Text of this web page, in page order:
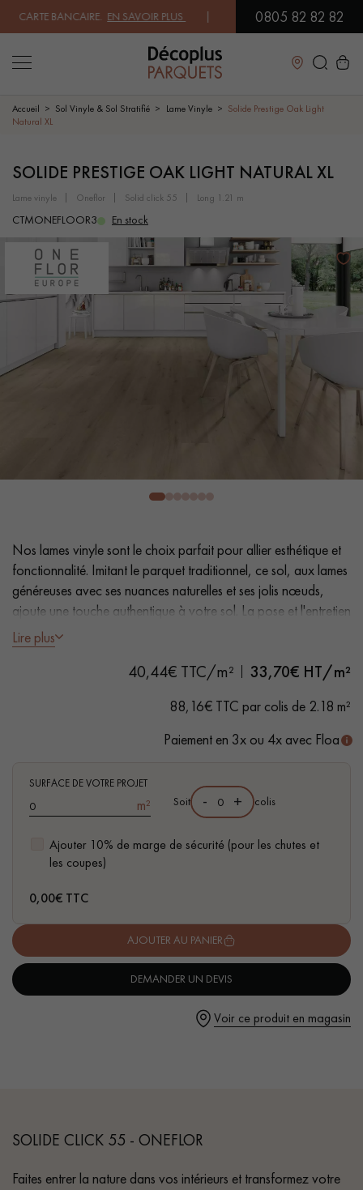
BANCAIRE.EN SAVOIR PLUS| PROFITEZ DE NOS PETITS PRIX .
0805 82 82 82
Fermer
PARQUET MASSIF
PARQUET CONTRECOLLÉ -
SOL PLAQUÉ BOIS VERITABLES PARQUETS À MOTIFS
PARQUET EN BOIS EXOTIQUE PARQUET VERNIS
PARQUET HUILÉ PARQUET EN BOIS BRUT
PARQUET FUMÉ
PARQUET EN CHÊNE
0805 82 82 82
VOUS AVEZ UN PROJET ?
Nos experts sont à votre disposition pour vous guider pas à
pas dans le choix et la pose de votre parquet.
Un expert Décoplus Parquets vous appelle
Demandez un rendez-vous personnalisé
Accueil Sol Vinyle & Sol Stratifié Lame Vinyle
Solide Prestige Oak Light
Natural XL
SOLIDE PRESTIGE OAK LIGHT NATURAL XL
lame vinyle oneflor solid click 55 long 1.21 m
CTMONEFLOOR3 En stock
Nos lames vinyle sont le choix parfait pour allier esthétique et
fonctionnalité. Imitant le parquet traditionnel, ce sol, aux lames
généreuses avec ses nuances naturelles et ses jolis nœuds,
ajoute une touche authentique à votre sol. La pose et l'entretien
faciles en font une solution pratique.
- Aspect chêne naturel
Lire plus
40,44€ TTC/m² 33,70€ HT/m²
88,16€ TTC par colis de 2.18 m²
Paiement en 3x ou 4x avec Floa
SURFACE DE VOTRE PROJET
m²
Ajouter 10% de marge de sécurité (pour les chutes et
les coupes)
Soit - + colis
0,00€ TTC
AJOUTER AU PANIER
DEMANDER UN DEVIS
Voir ce produit en magasin
SOLIDE CLICK 55 - ONEFLOR
Faites entrer la nature dans vos intérieurs et transformez votre